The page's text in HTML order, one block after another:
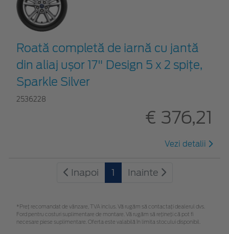
Roată completă de iarnă cu jantă
din aliaj ușor 17" Design 5 x 2 spițe,
Sparkle Silver
2536228
€ 376,21
Vezi detalii
Inapoi 1 Inainte
*Preţ recomandat de vânzare, TVA inclus. Vă rugăm să contactaţi dealerul dvs.
Ford pentru costuri suplimentare de montare. Vă rugăm să rețineți că pot fi
necesare piese suplimentare. Oferta este valabilă în limita stocului disponibil.